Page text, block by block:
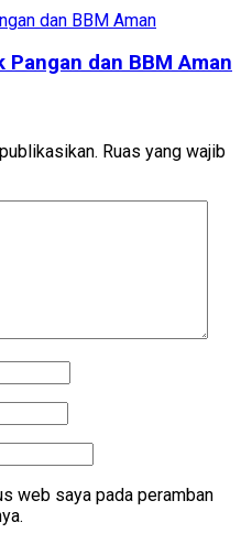
dan BBM Aman
Ruas yang wajib
web saya pada peramban